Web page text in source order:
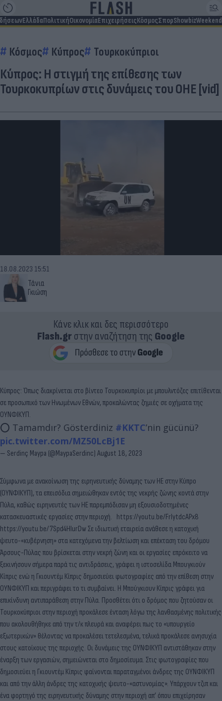
ΕλλάδαΠολιτικήΟικονομίαΕπιχειρήσειςΚόσμοςΣπορShowbizWeekend
Κόσμος Κύπρος Τουρκοκύπριοι
Κύπρος: Η στιγμή της επίθεσης των
Τουρκοκυπρίων στις δυνάμεις του ΟΗΕ [vid]
Τάνια
Γκιώση
18.08.2023 15:51
Κάνε κλικ και δες περισσότερο
Flash.grστην αναζήτηση της Google
Κύπρος: Όπως διακρίνεται στο βίντεο Τουρκοκυπρίοι με μπουλντόζες επιτίθενται
σε προσωπικό των Ηνωμένων Εθνών, προκαλώντας ζημιές σε οχήματα της
ΟΥΝΦΙΚΥΠ.
⭕️ Tamamdır? Gösterdiniz #KKTC’nin gücünü?
pic.twitter.com/MZ50LcBj1E
— Serdinç Maypa (@MaypaSerdinc) August 18, 2023
Σύμφωνα με ανακοίνωση της ειρηνευτικής δύναμης των ΗΕ στην Κύπρο
(ΟΥΝΦΙΚΥΠ), τα επεισόδια σημειώθηκαν εντός της νεκρής ζώνης κοντά στην
Πύλα, καθώς ειρηνευτές των ΗΕ παρεμπόδισαν μη εξουσιοδοτημένες
κατασκευαστικές εργασίες στην περιοχή. https://youtu.be/FrIytdcAPx8
https://youtu.be/7Spd4HlurDw Σε ιδιωτική εταιρεία ανάθεσε η κατοχική
ψευτο-«κυβέρνηση» στα κατεχόμενα την βελτίωση και επέκταση του δρόμου
Άρσους-Πύλας που βρίσκεται στην νεκρή ζώνη και οι εργασίες επρόκειτο να
ξεκινήσουν σήμερα παρά τις αντιδράσεις, γράφει η ιστοσελίδα Μπουγκιούν
Κίπρις ενώ η Γκιουντέμ Κίπρις δημοσιεύει φωτογραφίες από την επίθεση στην
ΟΥΝΦΙΚΥΠ και περιγράφει το τι συμβαίνει. Η Μπούγκιουν Κίπρις γράφει για
επικίνδυνη αντιπαράθεση στην Πύλα. Προσθέτει ότι ο δρόμος που ζητούσαν οι
Τουρκοκύπριοι στην περιοχή προκάλεσε ένταση λόγω της λανθασμένης πολιτικής
που ακολουθήθηκε από την τ/κ πλευρά και αναφέρει πως το «υπουργείο
εξωτερικών» θέλοντας να προκαλέσει τετελεσμένα, τελικά προκάλεσε ανησυχία
στους κατοίκους της περιοχής. Οι δυνάμεις της ΟΥΝΦΙΚΥΠ αντιστάθηκαν στην
έναρξη των εργασιών, σημειώνεται στο δημοσίευμα. Στις φωτογραφίες που
δημοσιεύει η Γκιουντέμ Κίπρις φαίνονται παραταγμένοι άνδρες της ΟΥΝΦΙΚΥΠ
και από την άλλη άνδρες της κατοχικής ψευτο-«αστυνομίας». Υπάρχουν τζιπ και
ένα φορτηγό της ειρηνευτικής δύναμης στην περιοχή απ’ όπου επιχείρησαν